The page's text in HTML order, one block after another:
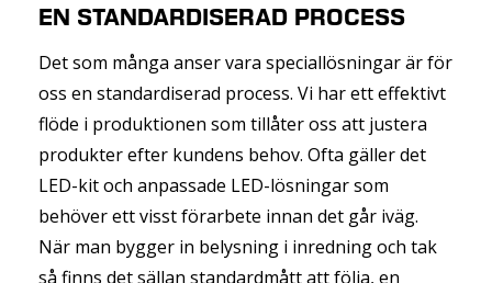
EN STANDARDISERAD PROCESS
Det som många anser vara speciallösningar är för
oss en standardiserad process. Vi har ett effektivt
flöde i produktionen som tillåter oss att justera
produkter efter kundens behov. Ofta gäller det
LED-kit och anpassade LED-lösningar som
behöver ett visst förarbete innan det går iväg.
När man bygger in belysning i inredning och tak
så finns det sällan standardmått att följa, en